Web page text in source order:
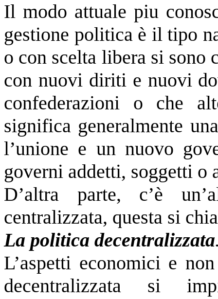
Il modo attuale piu
gestione politica è il tipo
o con scelta libera si sono
con nuovi diriti e nuovi
confederazioni o che
significa generalmente
l’unione e un nuovo
governi addetti, soggetti o
D’altra parte, c’è
centralizzata, questa si
La politica decentralizzata
L’aspetti economici e
decentralizzata si